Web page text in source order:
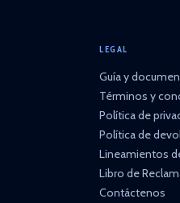
LEGAL
Guía y
Términos y
Política de
Política de
Lineamientos
Libro de
Contáctenos